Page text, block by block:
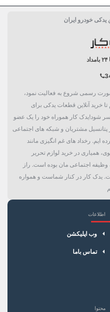
جعبه تکی
جلوبندی و تعلیق
یدکی خودرو ایران
آنلاین یدک کار در سال 1393 بصورت رسمی شروع به فعالیت نمود،
خرید آنلاین قطعات یدکی برای
شود!یدک کار هموراه خود را یک عضو
پتانسیل مشتریان و شبکه های اجتماعی
ایم. رخداد های غم انگیزی مانند
همیاری در خرید لوازم تحریر
اجتماعی مان بوده است. راز
یدک کار در کنار شماست و همواره
اطلاعات
وب اپلیکشن
تماس باما
محتوا